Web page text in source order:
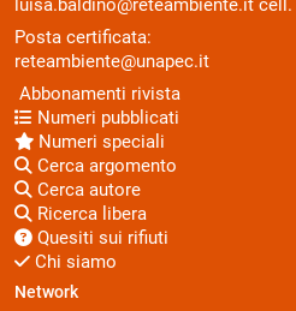
Posta certificata:
reteambiente@unapec.it
Abbonamenti rivista
Numeri pubblicati
Numeri speciali
Cerca argomento
Cerca autore
Ricerca libera
Quesiti sui rifiuti
Chi siamo
Network